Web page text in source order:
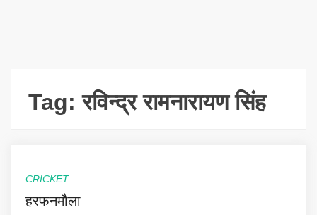
Tag:रविन्द्र रामनारायण सिंह
CRICKET
हरफनमौला